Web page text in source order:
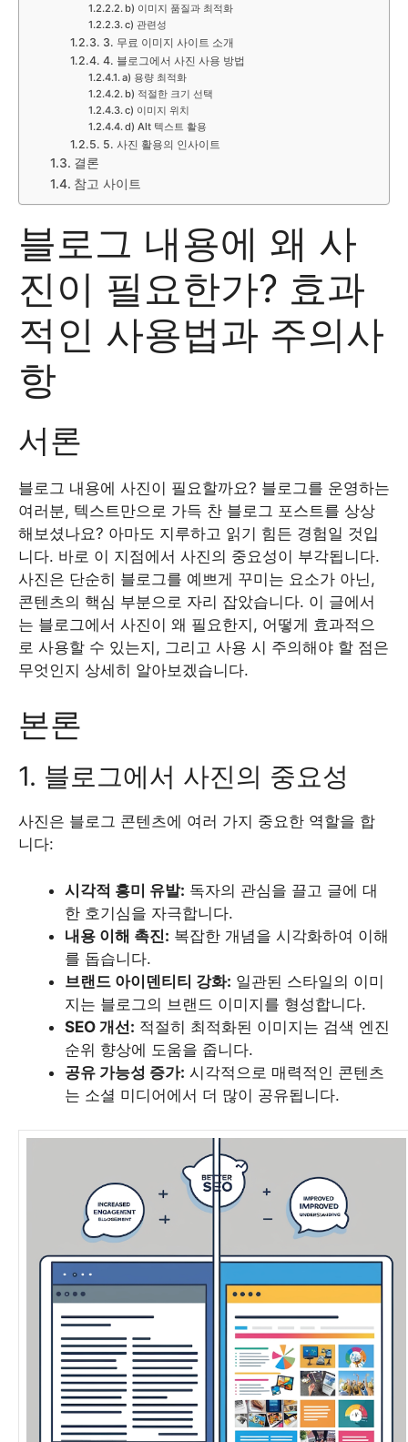
b) 이미지 품질과 최적화
c) 관련성
3. 무료 이미지 사이트 소개
4. 블로그에서 사진 사용 방법
a) 용량 최적화
b) 적절한 크기 선택
c) 이미지 위치
d) Alt 텍스트 활용
5. 사진 활용의 인사이트
결론
참고 사이트
블로그 내용에 왜 사
진이 필요한가? 효과
적인 사용법과 주의사
항
서론
블로그 내용에 사진이 필요할까요? 블로그를 운영하는
여러분, 텍스트만으로 가득 찬 블로그 포스트를 상상
해보셨나요? 아마도 지루하고 읽기 힘든 경험일 것입
니다. 바로 이 지점에서 사진의 중요성이 부각됩니다.
사진은 단순히 블로그를 예쁘게 꾸미는 요소가 아닌,
콘텐츠의 핵심 부분으로 자리 잡았습니다. 이 글에서
는 블로그에서 사진이 왜 필요한지, 어떻게 효과적으
로 사용할 수 있는지, 그리고 사용 시 주의해야 할 점은
무엇인지 상세히 알아보겠습니다.
본론
1. 블로그에서 사진의 중요성
사진은 블로그 콘텐츠에 여러 가지 중요한 역할을 합
니다:
시각적 흥미 유발: 독자의 관심을 끌고 글에 대
한 호기심을 자극합니다.
내용 이해 촉진: 복잡한 개념을 시각화하여 이해
를 돕습니다.
브랜드 아이덴티티 강화: 일관된 스타일의 이미
지는 블로그의 브랜드 이미지를 형성합니다.
SEO 개선: 적절히 최적화된 이미지는 검색 엔진
순위 향상에 도움을 줍니다.
공유 가능성 증가: 시각적으로 매력적인 콘텐츠
는 소셜 미디어에서 더 많이 공유됩니다.